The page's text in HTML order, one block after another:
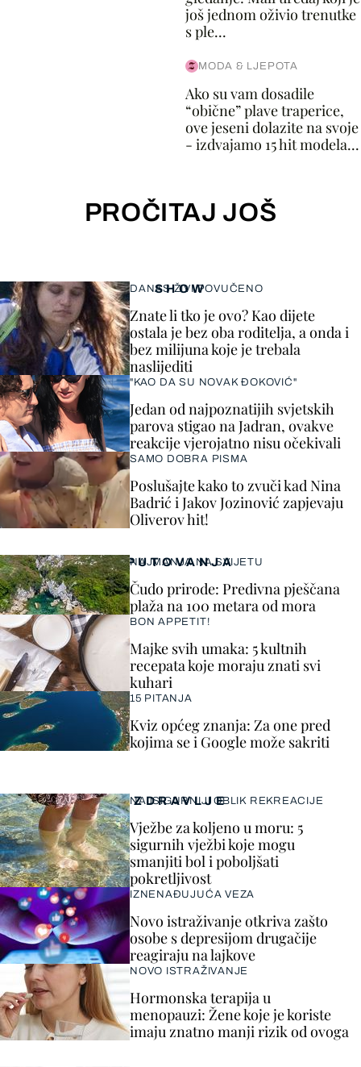
još jednom oživio trenutke
s ple...
MODA & LJEPOTA
Ako su vam dosadile
“obične” plave traperice,
ove jeseni dolazite na svoje
- izdvajamo 15 hit modela...
PROČITAJ JOŠ
SHOW
DANAS ŽIVI POVUČENO
Znate li tko je ovo? Kao dijete
ostala je bez oba roditelja, a onda i
bez milijuna koje je trebala
naslijediti
"KAO DA SU NOVAK ĐOKOVIĆ"
Jedan od najpoznatijih svjetskih
parova stigao na Jadran, ovakve
reakcije vjerojatno nisu očekivali
SAMO DOBRA PISMA
Poslušajte kako to zvuči kad Nina
Badrić i Jakov Jozinović zapjevaju
Oliverov hit!
ZDRAVLJE
NAJSIGURNIJI OBLIK REKREACIJE
Vježbe za koljeno u moru: 5
sigurnih vježbi koje mogu
smanjiti bol i poboljšati
pokretljivost
IZNENAĐUJUĆA VEZA
Novo istraživanje otkriva zašto
osobe s depresijom drugačije
reagiraju na lajkove
NOVO ISTRAŽIVANJE
Hormonska terapija u
menopauzi: Žene koje je koriste
imaju znatno manji rizik od ovoga
PUTOVANJA
NAJMANJA NA SVIJETU
Čudo prirode: Predivna pješčana
plaža na 100 metara od mora
BON APPETIT!
Majke svih umaka: 5 kultnih
recepata koje moraju znati svi
kuhari
15 PITANJA
Kviz općeg znanja: Za one pred
kojima se i Google može sakriti